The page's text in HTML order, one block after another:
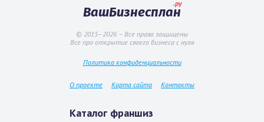
ВашБизнесплан
.ру
© 2015–2026 – Все права защищены
Все про открытие своего бизнеса с нуля
Политика конфиденциальности
О проекте Карта сайта Контакты
Каталог франшиз